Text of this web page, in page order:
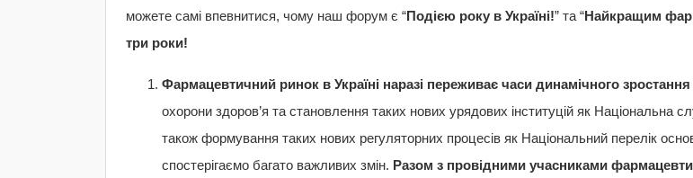
можете самі впевнитися, чому наш форум є “Подією року в Україні!” та “Найкращим
три роки!
Фармацевтичний ринок в Україні наразі переживає часи динамічного зростання
охорони здоров’я та становлення таких нових урядових інституцій як Національна
також формування таких нових регуляторних процесів як Національний перелік
спостерігаємо багато важливих змін. Разом з провідними учасниками